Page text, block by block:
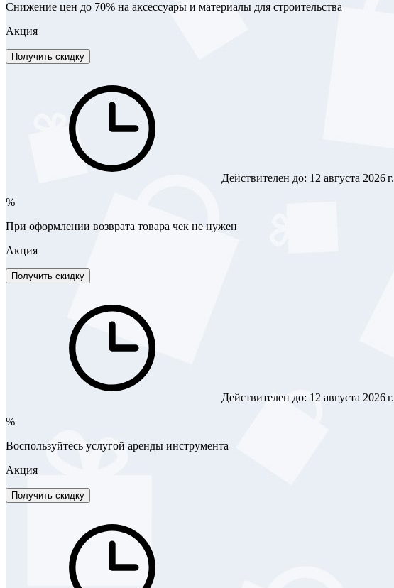
Снижение цен до 70% на аксессуары и материалы для строительства
Акция
Получить скидку
Действителен до: 12 августа 2026 г.
%
При оформлении возврата товара чек не нужен
Акция
Получить скидку
Действителен до: 12 августа 2026 г.
%
Воспользуйтесь услугой аренды инструмента
Акция
Получить скидку